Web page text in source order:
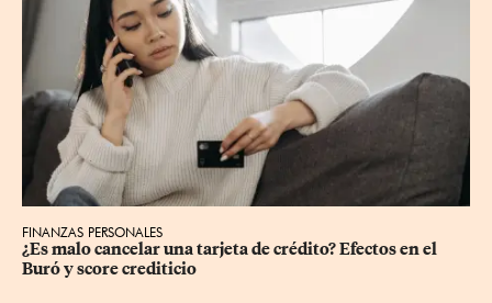
FINANZAS PERSONALES
¿Es malo cancelar una tarjeta de crédito? Efectos en el
Buró y score crediticio